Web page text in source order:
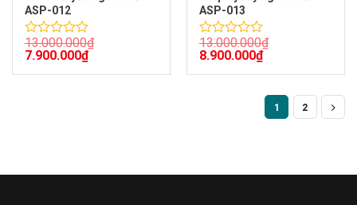
ASP-012
Được
xếp
hạng
13.000.000₫
7.900.000₫
ASP-013
Được
xếp
hạng
13.000.000₫
8.900.000₫
1 2